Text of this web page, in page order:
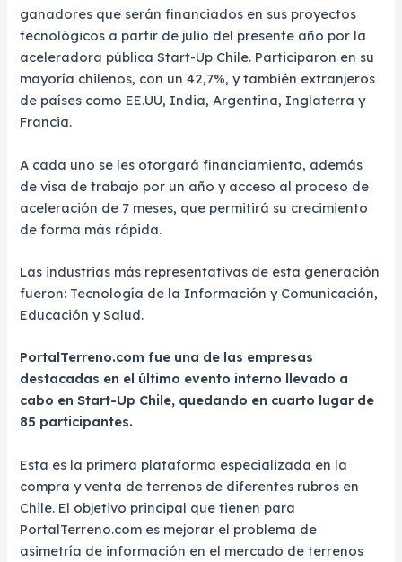
ganadores que serán financiados en sus proyectos
tecnológicos a partir de julio del presente año por la
aceleradora pública Start-Up Chile. Participaron en su
mayoría chilenos, con un 42,7%, y también extranjeros
de países como EE.UU, India, Argentina, Inglaterra y
Francia.
A cada uno se les otorgará financiamiento, además
de visa de trabajo por un año y acceso al proceso de
aceleración de 7 meses, que permitirá su crecimiento
de forma más rápida.
Las industrias más representativas de esta generación
fueron: Tecnología de la Información y Comunicación,
Educación y Salud.
PortalTerreno.com fue una de las empresas
destacadas en el último evento interno llevado a
cabo en Start-Up Chile, quedando en cuarto lugar de
85 participantes.
Esta es la primera plataforma especializada en la
compra y venta de terrenos de diferentes rubros en
Chile. El objetivo principal que tienen para
PortalTerreno.com es mejorar el problema de
asimetría de información en el mercado de terrenos